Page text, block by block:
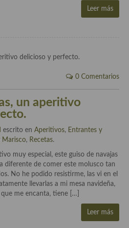
especias, hierbas aromáticas o
Leer más
0 Comentarios
un aperitivo
escrito en Aperitivos, Entrantes y
Marisco, Recetas.
muy especial, este guiso de navajas
diferente de comer este molusco tan
No he podido resistirme, las vi en el
llevarlas a mi mesa navideña,
me encanta, tiene […]
Leer más